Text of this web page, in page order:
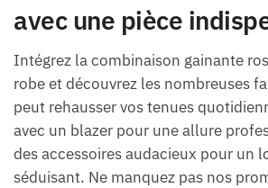
avec une pièce
Intégrez la combinaison gainante
robe et découvrez les nombreuses
peut rehausser vos tenues
avec un blazer pour une allure
des accessoires audacieux pour un
séduisant. Ne manquez pas nos